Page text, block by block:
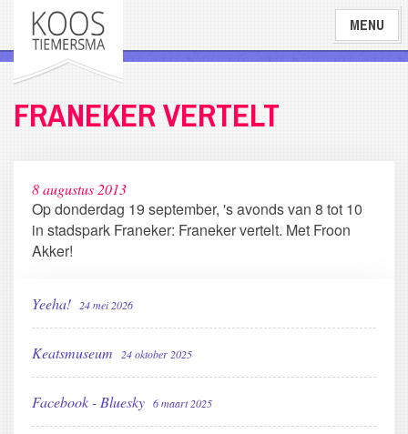
Overslaan
naar
gaan
MENU
FRANEKER VERTELT
8 augustus 2013
Op donderdag 19 september, 's avonds van 8 tot 10
in stadspark Franeker: Franeker vertelt. Met Froon
Akker!
Yeeha! 24 mei 2026
Keatsmuseum 24 oktober 2025
Facebook - Bluesky 6 maart 2025